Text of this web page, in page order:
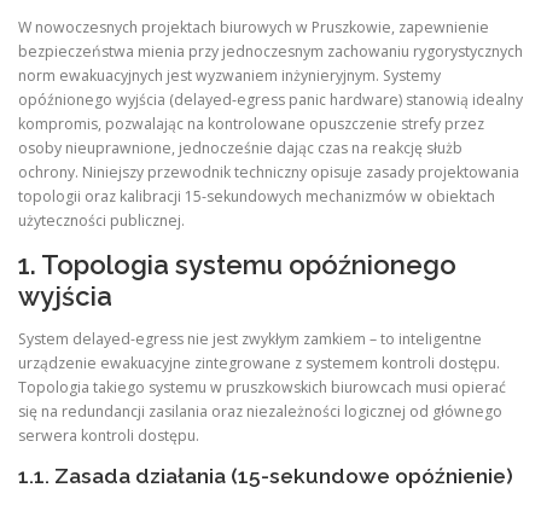
W nowoczesnych projektach biurowych w Pruszkowie, zapewnienie
bezpieczeństwa mienia przy jednoczesnym zachowaniu rygorystycznych
norm ewakuacyjnych jest wyzwaniem inżynieryjnym. Systemy
opóźnionego wyjścia (delayed-egress panic hardware) stanowią idealny
kompromis, pozwalając na kontrolowane opuszczenie strefy przez
osoby nieuprawnione, jednocześnie dając czas na reakcję służb
ochrony. Niniejszy przewodnik techniczny opisuje zasady projektowania
topologii oraz kalibracji 15-sekundowych mechanizmów w obiektach
użyteczności publicznej.
1. Topologia systemu opóźnionego
wyjścia
System delayed-egress nie jest zwykłym zamkiem – to inteligentne
urządzenie ewakuacyjne zintegrowane z systemem kontroli dostępu.
Topologia takiego systemu w pruszkowskich biurowcach musi opierać
się na redundancji zasilania oraz niezależności logicznej od głównego
serwera kontroli dostępu.
1.1. Zasada działania (15-sekundowe opóźnienie)